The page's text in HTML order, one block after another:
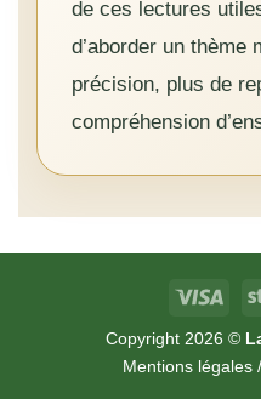
de ces lectures
d’aborder un thème
précision, plus de
compréhension
Visa
Copyright 2026 ©
Mentions légales/